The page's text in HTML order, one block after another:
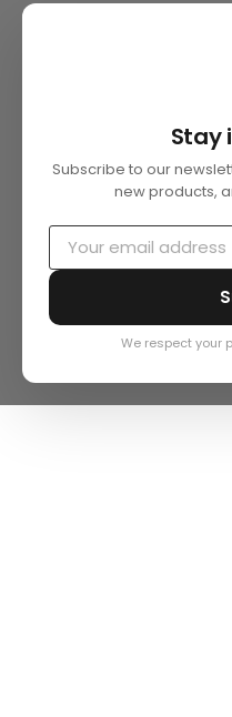
Stay
Subscribe to our
new products,
We respect your